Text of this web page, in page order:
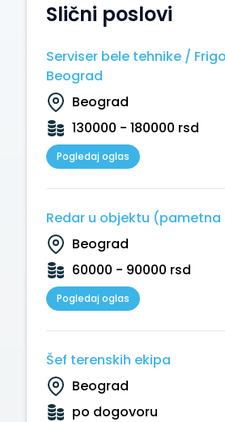
Slični poslovi
Serviser bele tehnike /
Beograd
Beograd
130000 - 180000 rsd
Pogledaj oglas
Redar u objektu
Beograd
60000 - 90000 rsd
Pogledaj oglas
Šef terenskih ekipa
Beograd
po dogovoru